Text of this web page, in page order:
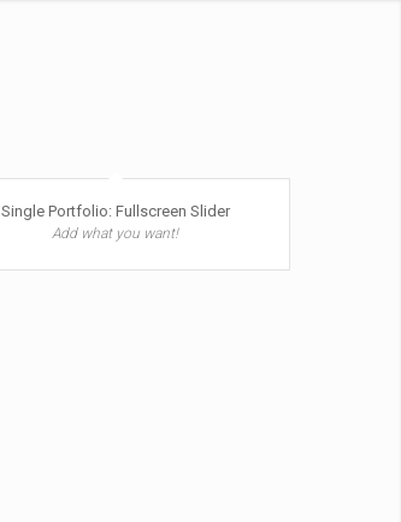
Single Portfolio: Fullscreen Slider
Add what you want!